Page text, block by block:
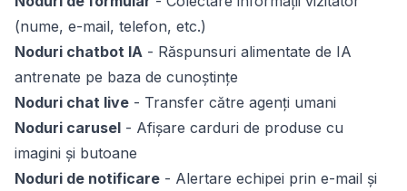
(nume, e-mail, telefon, etc.)
Noduri chatbot IA - Răspunsuri alimentate de IA
antrenate pe baza de cunoștințe
Noduri chat live - Transfer către agenți umani
Noduri carusel - Afișare carduri de produse cu
imagini și butoane
Noduri de notificare - Alertare echipei prin e-mail și